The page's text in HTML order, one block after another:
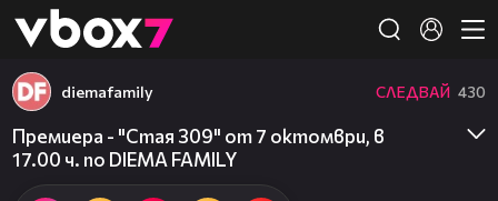
👾
diemafamily СЛЕДВАЙ 430
Премиера - "Стая 309" от 7 октомври, в
17.00 ч. по DIEMA FAMILY